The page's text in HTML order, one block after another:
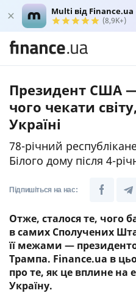
Multi від Finance.ua
(8,9K+)
Президент США
чого чекати
Україні
78-річний
Білого дому після 4-
Підпишіться на нас:
Отже, сталося те, чого
в самих Сполучених
її межами —
Трампа. Finance.ua в
про те, як це вплине на
Україну.